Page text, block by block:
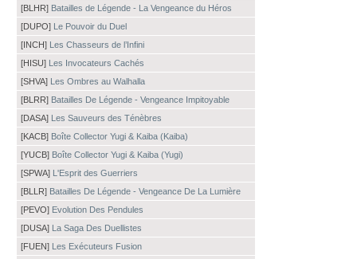
[BLHR] Batailles de Légende - La Vengeance du Héros
[DUPO] Le Pouvoir du Duel
[INCH] Les Chasseurs de l’Infini
[HISU] Les Invocateurs Cachés
[SHVA] Les Ombres au Walhalla
[BLRR] Batailles De Légende - Vengeance Impitoyable
[DASA] Les Sauveurs des Ténèbres
[KACB] Boîte Collector Yugi & Kaiba (Kaiba)
[YUCB] Boîte Collector Yugi & Kaiba (Yugi)
[SPWA] L'Esprit des Guerriers
[BLLR] Batailles De Légende - Vengeance De La Lumière
[PEVO] Evolution Des Pendules
[DUSA] La Saga Des Duellistes
[FUEN] Les Exécuteurs Fusion